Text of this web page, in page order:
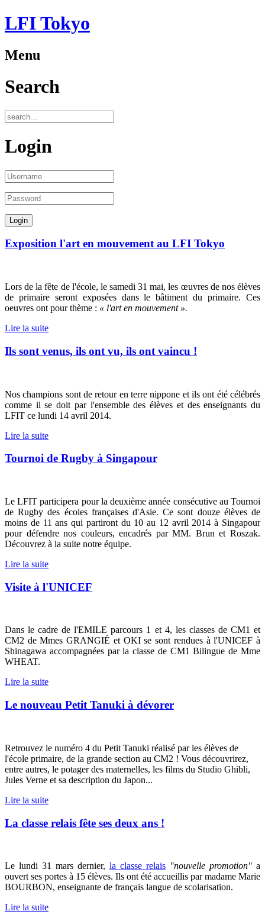
LFI Tokyo
Menu
Search
Login
Exposition l'art en mouvement au LFI Tokyo
Lors de la fête de l'école, le samedi 31 mai, les œuvres de nos élèves
de primaire seront exposées dans le bâtiment du primaire. Ces
oeuvres ont pour thème : « l'art en mouvement ».
Lire la suite
Ils sont venus, ils ont vu, ils ont vaincu !
Nos champions sont de retour en terre nippone et ils ont été célébrés
comme il se doit par l'ensemble des élèves et des enseignants du
LFIT ce lundi 14 avril 2014.
Lire la suite
Tournoi de Rugby à Singapour
Le LFIT participera pour la deuxième année consécutive au Tournoi
de Rugby des écoles françaises d'Asie. Ce sont douze élèves de
moins de 11 ans qui partiront du 10 au 12 avril 2014 à Singapour
pour défendre nos couleurs, encadrés par MM. Brun et Roszak.
Découvrez à la suite notre équipe.
Lire la suite
Visite à l'UNICEF
Dans le cadre de l'EMILE parcours 1 et 4, les classes de CM1 et
CM2 de Mmes GRANGIÉ et OKI se sont rendues à l'UNICEF à
Shinagawa accompagnées par la classe de CM1 Bilingue de Mme
WHEAT.
Lire la suite
Le nouveau Petit Tanuki à dévorer
Retrouvez le numéro 4 du Petit Tanuki réalisé par les élèves de
l'école primaire, de la grande section au CM2 ! Vous découvrirez,
entre autres, le potager des maternelles, les films du Studio Ghibli,
Jules Verne et sa description du Japon...
Lire la suite
La classe relais fête ses deux ans !
Le lundi 31 mars dernier, la classe relais "nouvelle promotion" a
ouvert ses portes à 15 élèves. Ils ont été accueillis par madame Marie
BOURBON, enseignante de français langue de scolarisation.
Lire la suite